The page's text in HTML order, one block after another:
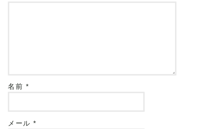
名前 *
メール*